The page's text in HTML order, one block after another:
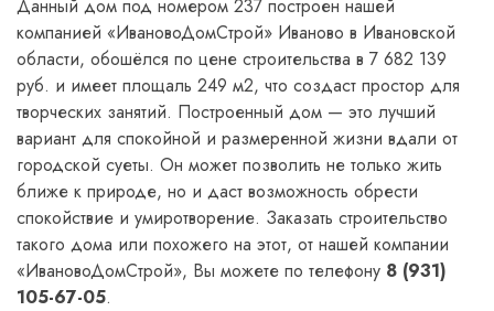
Данный дом под номером 237 построен нашей
компанией «ИвановоДомСтрой» Иваново в Ивановской
области, обошёлся по цене строительства в 7 682 139
руб. и имеет площаль 249 м2, что создаст простор для
творческих занятий. Построенный дом — это лучший
вариант для спокойной и размеренной жизни вдали от
городской суеты. Он может позволить не только жить
ближе к природе, но и даст возможность обрести
спокойствие и умиротворение. Заказать строительство
такого дома или похожего на этот, от нашей компании
«ИвановоДомСтрой», Вы можете по телефону 8 (931)
105-67-05.